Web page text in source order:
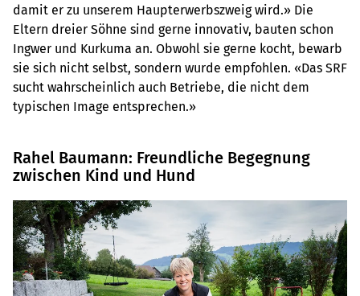
damit er zu unserem Haupterwerbszweig wird.» Die
Eltern dreier Söhne sind gerne innovativ, bauten schon
Ingwer und Kurkuma an. Obwohl sie gerne kocht, bewarb
sie sich nicht selbst, sondern wurde empfohlen. «Das SRF
sucht wahrscheinlich auch Betriebe, die nicht dem
typischen Image entsprechen.»
Rahel Baumann: Freundliche Begegnung
zwischen Kind und Hund